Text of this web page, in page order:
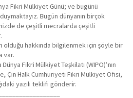
Fikri Mülkiyet Günü; ve bugünü
Bugün dünyanın birçok
de çeşitli mecralarda çeşitli
olduğu hakkında bilgilenmek için şöyle bir
var.
Fikri Mülkiyet Teşkilatı (WIPO)’nın
Çin Halk Cumhuriyeti Fikri Mülkiyet Ofisi,
yazılı teklifi gönderir.